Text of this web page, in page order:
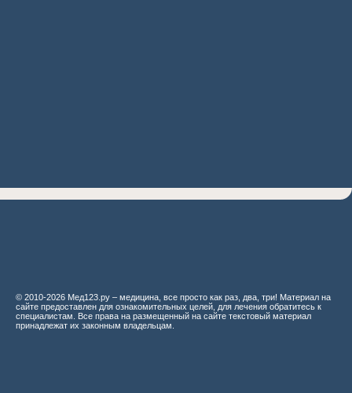
© 2010-2026 Мед123.ру – медицина, все просто как раз, два, три! Материал на
сайте предоставлен для ознакомительных целей, для лечения обратитесь к
специалистам. Все права на размещенный на сайте текстовый материал
принадлежат их законным владельцам.